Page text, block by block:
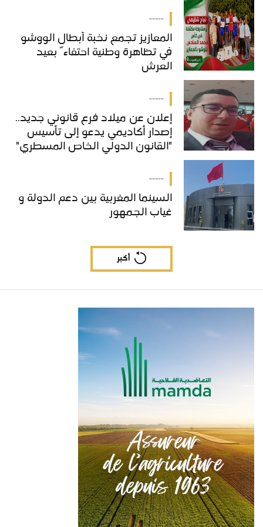
-----
المعازيز تجمع نخبة أبطال الووشو
في تظاهرة وطنية احتفاءً بعيد
العرش
-----
إعلان عن ميلاد فرع قانوني جديد..
إصدار أكاديمي يدعو إلى تأسيس
"القانون الدولي الخاص المسطري"
-----
السينما المغربية بين دعم الدولة و
غياب الجمهور
أكبر